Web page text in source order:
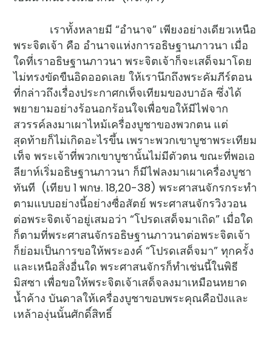
เราทั้งหลายมี “อำนาจ” เพียงอย่างเดียวเหนือ
พระจิตเจ้า คือ อำนาจแห่งการอธิษฐานภาวนา เมื่อ
ใดที่เราอธิษฐานภาวนา พระจิตเจ้าก็จะเสด็จมาโดย
ไม่ทรงขัดขืนอิดออดเลย ให้เรานึกถึงพระคัมภีร์ตอน
ที่กล่าวถึงเรื่องประกาศกเท็จเทียมของบาอัล ซึ่งได้
พยายามอย่างร้อนอกร้อนใจเพื่อขอให้มีไฟจาก
สวรรค์ลงมาเผาไหม้เครื่องบูชาของพวกตน แต่
สุดท้ายก็ไม่เกิดอะไรขึ้น เพราะพวกเขาบูชาพระเทียม
เท็จ พระเจ้าที่พวกเขาบูชานั้นไม่มีตัวตน ขณะที่พอเอ
ลียาห์เริ่มอธิษฐานภาวนา ก็มีไฟลงมาเผาเครื่องบูชา
ทันที (เทียบ 1 พกษ. 18,20-38) พระศาสนจักรกระทำ
ตามแบบอย่างนี้อย่างซื่อสัตย์ พระศาสนจักรวิงวอน
ต่อพระจิตเจ้าอยู่เสมอว่า “โปรดเสด็จมาเถิด” เมื่อใด
ก็ตามที่พระศาสนจักรอธิษฐานภาวนาต่อพระจิตเจ้า
ก็ย่อมเป็นการขอให้พระองค์ “โปรดเสด็จมา” ทุกครั้ง
และเหนือสิ่งอื่นใด พระศาสนจักรก็ทำเช่นนี้ในพิธี
มิสซา เพื่อขอให้พระจิตเจ้าเสด็จลงมาเหมือนหยาด
น้ำค้าง บันดาลให้เครื่องบูชาขอบพระคุณคือปังและ
เหล้าองุ่นนั้นศักดิ์สิทธิ์